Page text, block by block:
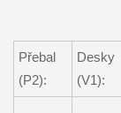
Přebal
(P2):
Desky
(V1):